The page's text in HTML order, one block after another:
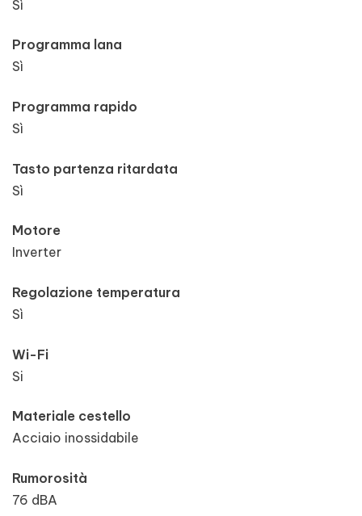
Sì
Programma lana
Sì
Programma rapido
Sì
Tasto partenza ritardata
Sì
Motore
Inverter
Regolazione temperatura
Sì
Wi-Fi
Si
Materiale cestello
Acciaio inossidabile
Rumorosità
76 dBA